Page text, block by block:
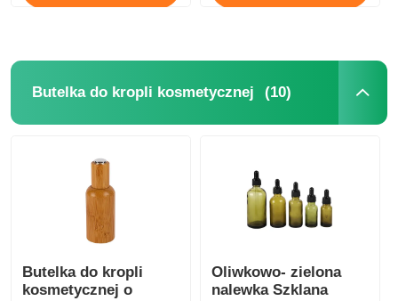
Butelka do kropli kosmetycznej (10)
Butelka do kropli
kosmetycznej o
Oliwkowo- zielona
nalewka Szklana